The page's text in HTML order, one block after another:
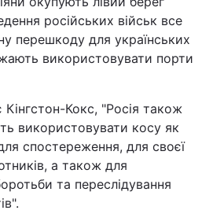
російських військ все
перешкоду для українських
використовувати порти
Кінгстон-Кокс, "Росія також
використовувати косу як
спостереження, для своєї
а також для
та переслідування